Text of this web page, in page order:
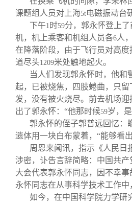
课题组人员对上海5t电磁振动台
下午1 时59分，郭永怀登上
机，机上乘客和机组人员各6人
在降落阶段，由于飞行员对高
道尽头1209米处触地起火。
当人们发现郭永怀时，他和
起，已被烧焦，四肢蜷曲，只
发，没有被火烧尽。前去机场
出了郭永怀：“他那时候59岁，
郭永怀的侄子郭普远回忆：
遗体用一块白布蒙着，“能够看
周恩来闻讯，指示《人民日
涉密，讣告言辞简略：中国共
大会代表郭永怀同志，因不幸
永怀同志在从事科学技术工作中
如今，在中国科学院力学研